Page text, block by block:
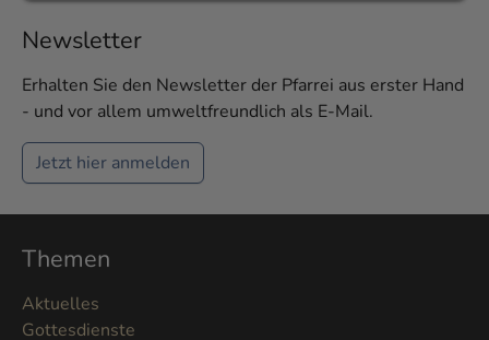
Newsletter
Erhalten Sie den Newsletter der Pfarrei aus erster Hand
- und vor allem umweltfreundlich als E-Mail.
Jetzt hier anmelden
Themen
Aktuelles
Gottesdienste